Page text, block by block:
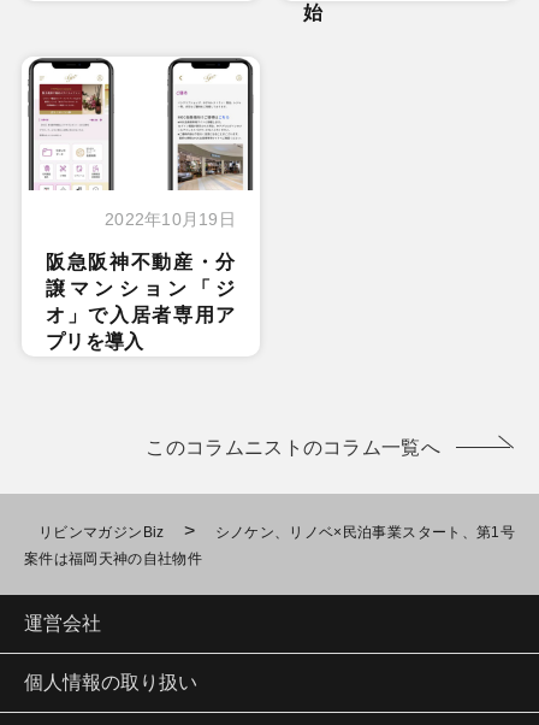
始
2022年10月19日
阪急阪神不動産・分
譲マンション「ジ
オ」で入居者専用ア
プリを導入
このコラムニストのコラム一覧へ
リビンマガジンBiz >
シノケン、リノベ×民泊事業スタート、第1号
案件は福岡天神の自社物件
運営会社
個人情報の取り扱い